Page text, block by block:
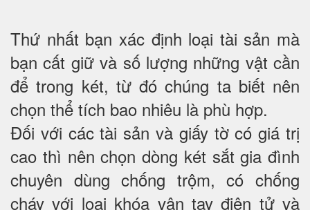
Thứ nhất bạn xác định loại tài sản mà
bạn cất giữ và số lượng những vật cần
để trong két, từ đó chúng ta biết nên
chọn thể tích bao nhiêu là phù hợp.
Đối với các tài sản và giấy tờ có giá trị
cao thì nên chọn dòng két sắt gia đình
chuyên dùng chống trộm, có chống
cháy với loại khóa vân tay điện tử và